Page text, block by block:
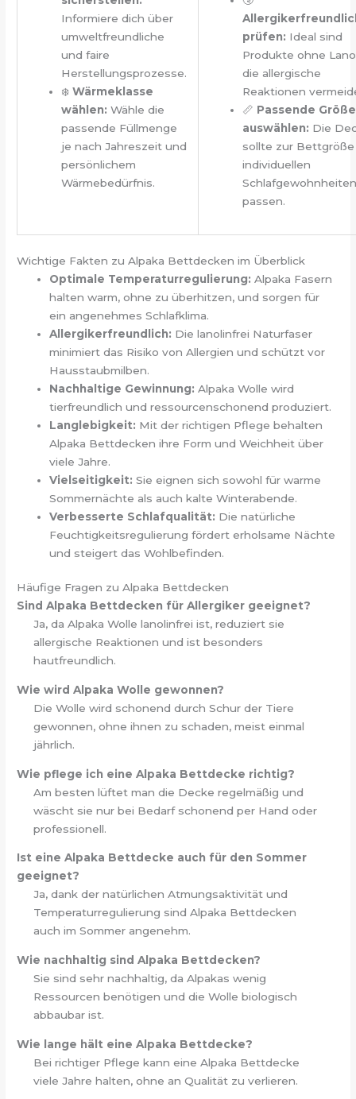
Informiere dich über
umweltfreundliche
und faire
Herstellungsprozesse.
❄️ Wärmeklasse
wählen: Wähle die
passende Füllmenge
je nach Jahreszeit und
persönlichem
Wärmebedürfnis.
prüfen: Ideal sind
Produkte ohne
die allergische
Reaktionen
📏 Passende Größe
auswählen: Die
sollte zur
individuellen
Schlafgewohnheiten
passen.
Wichtige Fakten zu Alpaka Bettdecken im Überblick
Optimale Temperaturregulierung: Alpaka Fasern
halten warm, ohne zu überhitzen, und sorgen für
ein angenehmes Schlafklima.
Allergikerfreundlich: Die lanolinfrei Naturfaser
minimiert das Risiko von Allergien und schützt vor
Hausstaubmilben.
Nachhaltige Gewinnung: Alpaka Wolle wird
tierfreundlich und ressourcenschonend produziert.
Langlebigkeit: Mit der richtigen Pflege behalten
Alpaka Bettdecken ihre Form und Weichheit über
viele Jahre.
Vielseitigkeit: Sie eignen sich sowohl für warme
Sommernächte als auch kalte Winterabende.
Verbesserte Schlafqualität: Die natürliche
Feuchtigkeitsregulierung fördert erholsame Nächte
und steigert das Wohlbefinden.
Häufige Fragen zu Alpaka Bettdecken
Sind Alpaka Bettdecken für Allergiker geeignet?
Ja, da Alpaka Wolle lanolinfrei ist, reduziert sie
allergische Reaktionen und ist besonders
hautfreundlich.
Wie wird Alpaka Wolle gewonnen?
Die Wolle wird schonend durch Schur der Tiere
gewonnen, ohne ihnen zu schaden, meist einmal
jährlich.
Wie pflege ich eine Alpaka Bettdecke richtig?
Am besten lüftet man die Decke regelmäßig und
wäscht sie nur bei Bedarf schonend per Hand oder
professionell.
Ist eine Alpaka Bettdecke auch für den Sommer
geeignet?
Ja, dank der natürlichen Atmungsaktivität und
Temperaturregulierung sind Alpaka Bettdecken
auch im Sommer angenehm.
Wie nachhaltig sind Alpaka Bettdecken?
Sie sind sehr nachhaltig, da Alpakas wenig
Ressourcen benötigen und die Wolle biologisch
abbaubar ist.
Wie lange hält eine Alpaka Bettdecke?
Bei richtiger Pflege kann eine Alpaka Bettdecke
viele Jahre halten, ohne an Qualität zu verlieren.